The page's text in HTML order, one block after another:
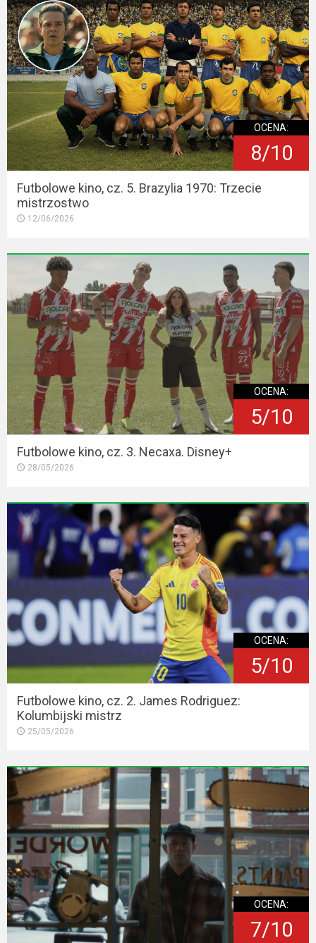
OCENA:
8/10
Futbolowe kino, cz. 5. Brazylia 1970: Trzecie
mistrzostwo
12/06/2026
OCENA:
5/10
Futbolowe kino, cz. 3. Necaxa. Disney+
28/05/2026
OCENA:
5/10
Futbolowe kino, cz. 2. James Rodriguez:
Kolumbijski mistrz
25/05/2026
OCENA:
7/10